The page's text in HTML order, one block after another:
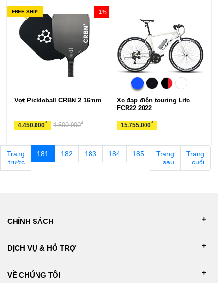
FREE SHIP
Vợt Pickleball CRBN 2 16mm
4.450.000₫
-1%
4.500.000₫
Xe đạp điện touring Life
FCR22 2022
15.755.000₫
Trang
trước
181 182 183 184 185
Trang
sau
Trang
cuối
CHÍNH SÁCH
DỊCH VỤ & HỖ TRỢ
VỀ CHÚNG TÔI